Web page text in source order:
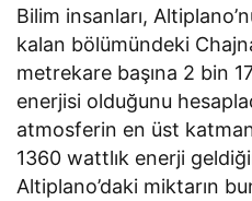
Bilim insanları,
kalan bölümündeki
metrekare başına 2 bin
enerjisi olduğunu
atmosferin en üst
1360 wattlık enerji
Altiplano’daki miktarın